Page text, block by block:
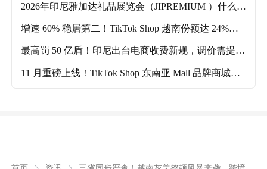
2026年印尼雅加达礼品展览会（JIPREMIUM ）什么时
增速 60% 稳居第二！TikTok Shop 越南份额达 24%，
最高罚 50 亿盾！印尼出台电商收费新规，调价需提前
11 月重磅上线！TikTok Shop 东南亚 Mall 品牌商城来